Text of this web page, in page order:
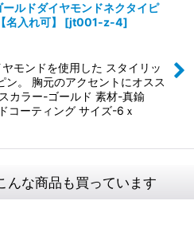
ルドダイヤモンドネクタイピ
入れ可】
[jt001-z-4]
モンドを使用した スタイリッ
ン。 胸元のアクセントにオスス
カラー-ゴールド 素材-真鍮
コーティング サイズ-6ｘ
んな商品も買っています